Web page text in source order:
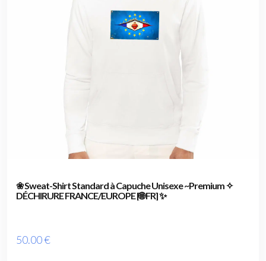
❀ Sweat-Shirt Standard à Capuche Unisexe ~Premium ✧
DÉCHIRURE FRANCE/EUROPE [🌐 FR] ✨
50.00€